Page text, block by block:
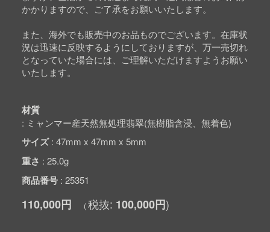
かかりますので、ご了承をお願いいたします。
また、海外でも販売中のお品ものでございます。在庫状
況は迅速に反映するようにしておりますが、万一売切れ
となっていた場合には、ご理解いただけますようお願い
いたします。
材質
ミャンマー産天然無処理翡翠(無樹脂含浸、無着色)
サイズ 47mm x 47mm x 5mm
重さ 25.0g
商品番号 25351
110,000円 100,000円